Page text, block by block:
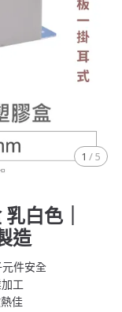
1 /5
白色｜
造
件安全
工
佳